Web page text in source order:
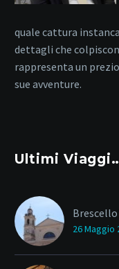
quale cattura
dettagli che
rappresenta un
sue avventure.
Ultimi
Brescello
26 Maggio